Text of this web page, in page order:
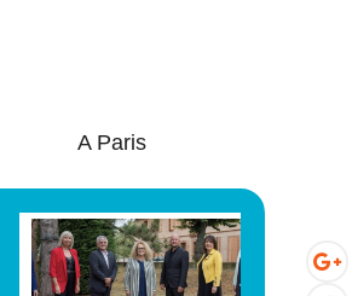
A Paris